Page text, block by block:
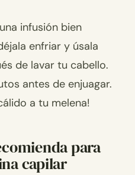
infusión bien
enfriar y úsala
de lavar tu cabello.
antes de enjuagar.
a tu melena!
para
capilar